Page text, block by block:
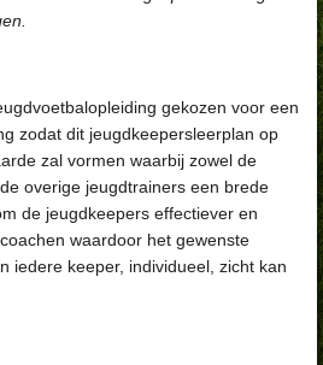
gekozen voor een
zodat dit jeugdkeepersleerplan op
zal vormen waarbij zowel de
overige jeugdtrainers een brede
de jeugdkeepers effectiever en
waardoor het gewenste
iedere keeper, individueel, zicht kan